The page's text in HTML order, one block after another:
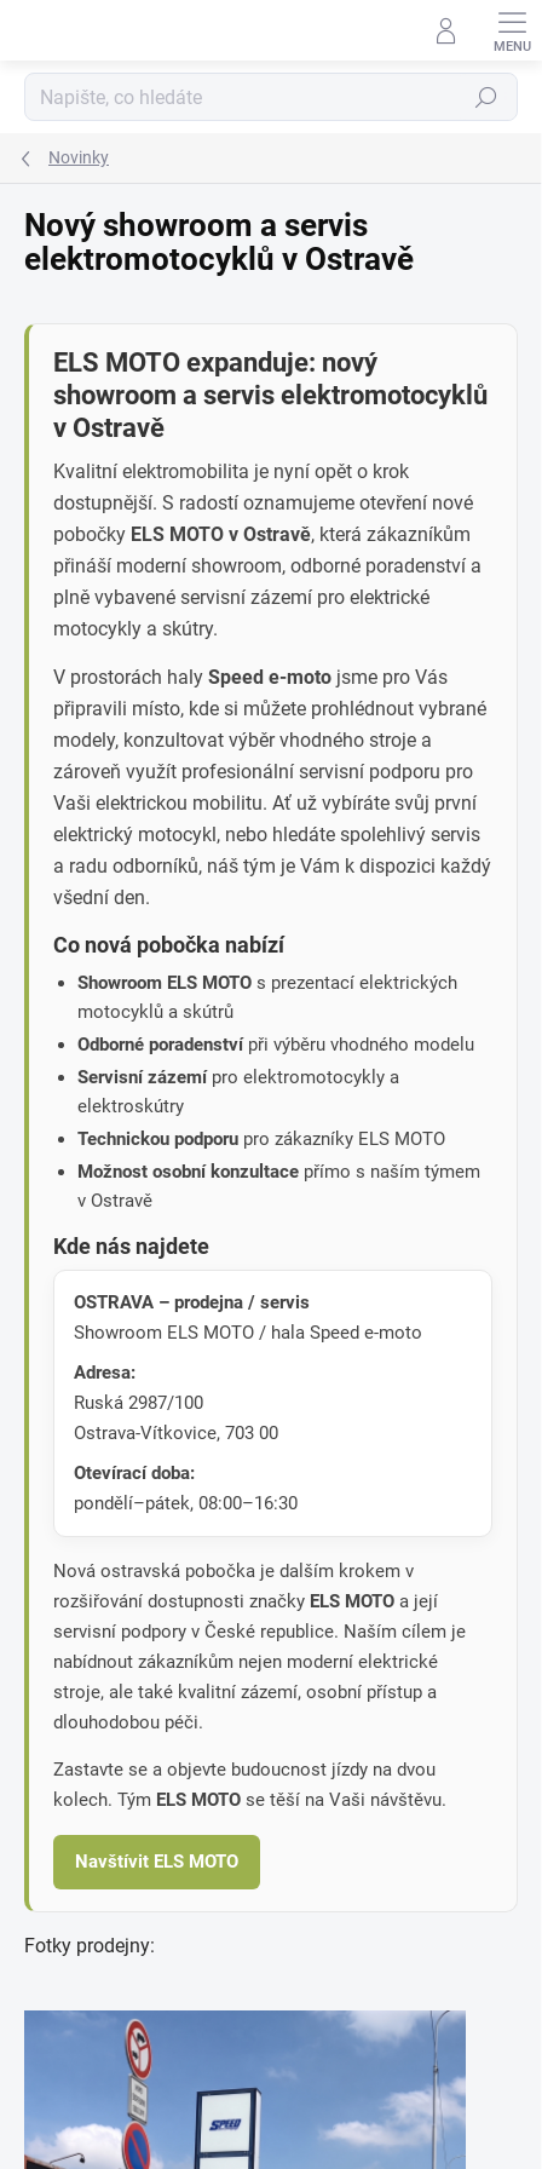
Hledat
Novinky
Nový showroom a servis
elektromotocyklů v Ostravě
ELS MOTO expanduje: nový
showroom a servis elektromotocyklů
v Ostravě
Kvalitní elektromobilita je nyní opět o krok
dostupnější. S radostí oznamujeme otevření nové
pobočky ELS MOTO v Ostravě, která zákazníkům
přináší moderní showroom, odborné poradenství a
plně vybavené servisní zázemí pro elektrické
motocykly a skútry.
V prostorách haly Speed e-moto jsme pro Vás
připravili místo, kde si můžete prohlédnout vybrané
modely, konzultovat výběr vhodného stroje a
zároveň využít profesionální servisní podporu pro
Vaši elektrickou mobilitu. Ať už vybíráte svůj první
elektrický motocykl, nebo hledáte spolehlivý servis
a radu odborníků, náš tým je Vám k dispozici každý
všední den.
Co nová pobočka nabízí
Showroom ELS MOTO s prezentací elektrických
motocyklů a skútrů
Odborné poradenstvípři výběru vhodného modelu
Servisní zázemípro elektromotocykly a
elektroskútry
Technickou podporu pro zákazníky ELS MOTO
Možnost osobní konzultace přímo s naším týmem
v Ostravě
Kde nás najdete
OSTRAVA – prodejna / servis
Showroom ELS MOTO / hala Speed e-moto
Adresa:
Ruská 2987/100
Ostrava-Vítkovice, 703 00
Otevírací doba:
pondělí–pátek, 08:00–16:30
Nová ostravská pobočka je dalším krokem v
rozšiřování dostupnosti značky ELS MOTO a její
servisní podpory v České republice. Naším cílem je
nabídnout zákazníkům nejen moderní elektrické
stroje, ale také kvalitní zázemí, osobní přístup a
dlouhodobou péči.
Zastavte se a objevte budoucnost jízdy na dvou
kolech. Tým ELS MOTO se těší na Vaši návštěvu.
Navštívit ELS MOTO
Fotky prodejny: